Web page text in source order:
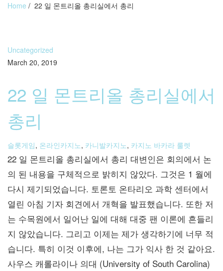
Home / 22 일 몬트리올 총리실에서 총리
Uncategorized
March 20, 2019
22 일 몬트리올 총리실에서
총리
슬롯게임, 온라인카지노, 카니발카지노, 카지노 바카라 룰렛
22 일 몬트리올 총리실에서 총리 대변인은 회의에서 논
의 된 내용을 구체적으로 밝히지 않았다. 그것은 1 월에
다시 제기되었습니다. 토론토 온타리오 과학 센터에서
열린 아침 기자 회견에서 개혁을 발표했습니다. 또한 저
는 수목원에서 일어난 일에 대해 대중 팬 이론에 흔들리
지 않았습니다. 그리고 이제는 제가 생각하기에 너무 적
습니다. 특히 이것 이후에, 나는 그가 익사 한 것 같아요.
사우스 캐롤라이나 의대 (University of South Carolina)